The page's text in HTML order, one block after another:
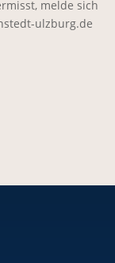
melde sich
ulzburg.de